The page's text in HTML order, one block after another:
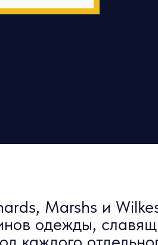
Marshs и
одежды,